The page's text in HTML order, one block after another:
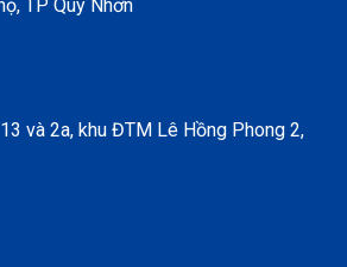
TP Quy Nhơn
và 2a, khu ĐTM Lê Hồng Phong 2,